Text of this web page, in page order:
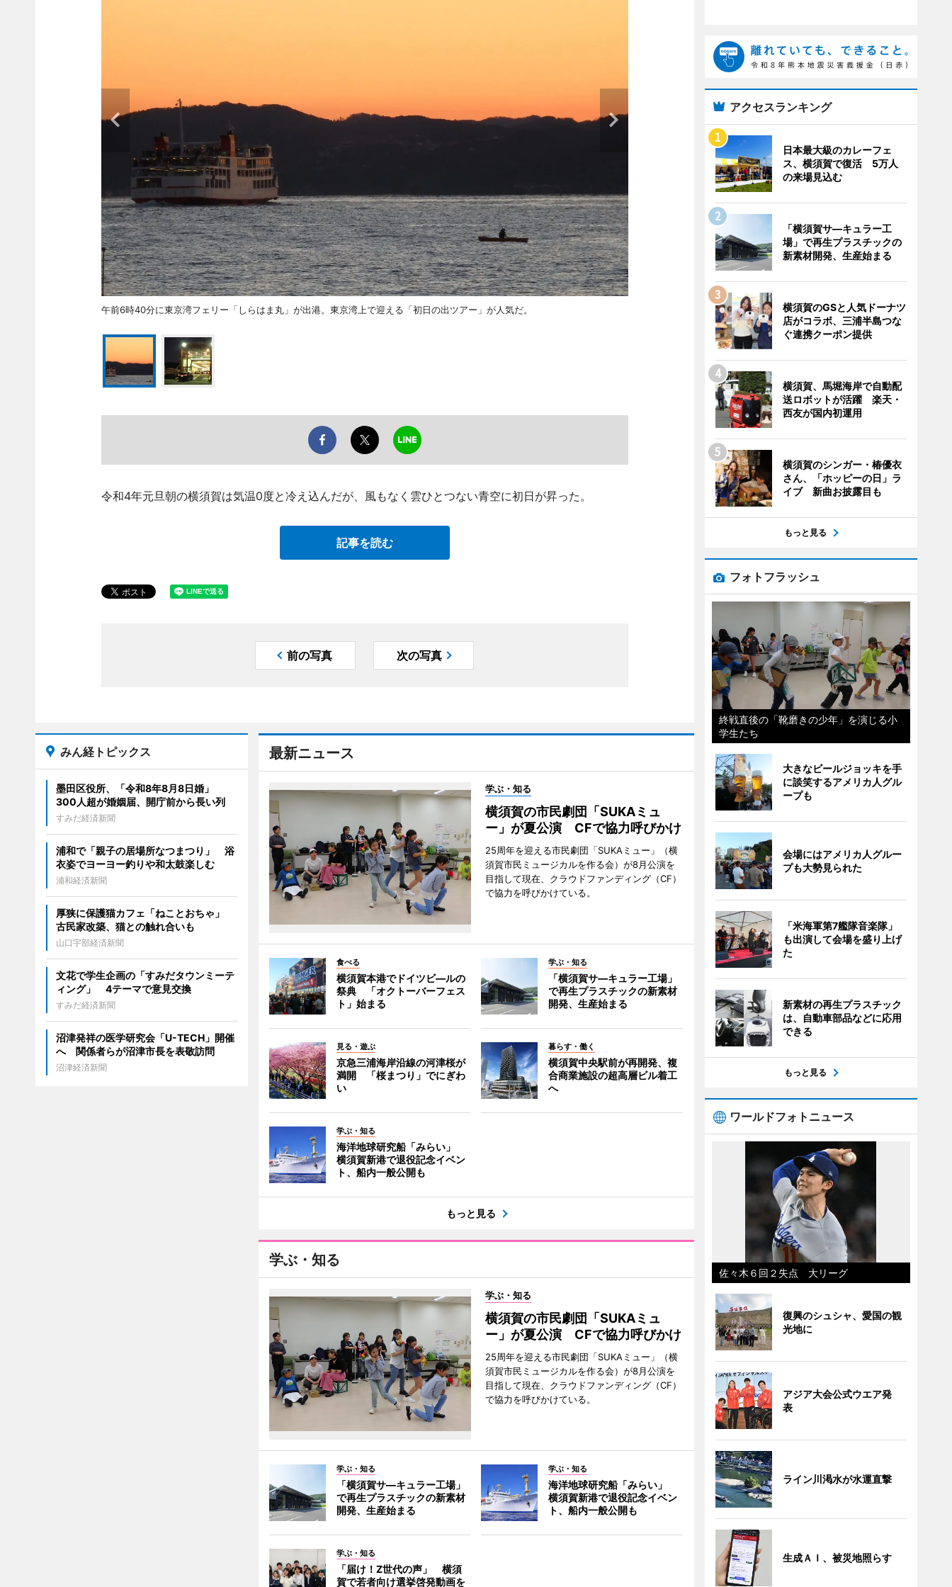
午前6時40分に東京湾フェリー「しらはま丸」が出港。東京湾上で迎える「初日の出ツアー」が人気だ。
令和4年元旦朝の横須賀は気温0度と冷え込んだが、風もなく雲ひとつない青空に初日が昇った。
記事を読む
前の写真 次の写真
最新ニュース
学ぶ・知る
横須賀の市民劇団「SUKAミュ
ー」が夏公演 CFで協力呼びかけ
25周年を迎える市民劇団「SUKAミュー」（横
須賀市民ミュージカルを作る会）が8月公演を
目指して現在、クラウドファンディング（CF）
で協力を呼びかけている。
食べる
横須賀本港でドイツビ―ルの
祭典 「オクトーバーフェス
ト」始まる
学ぶ・知る
「横須賀サ―キュラー工場」
で再生プラスチックの新素材
開発、生産始まる
見る・遊ぶ
京急三浦海岸沿線の河津桜が
満開 「桜まつり」でにぎわ
い
暮らす・働く
横須賀中央駅前が再開発、複
合商業施設の超高層ビル着工
へ
学ぶ・知る
海洋地球研究船「みらい」
横須賀新港で退役記念イベン
ト、船内一般公開も
もっと見る
学ぶ・知る
学ぶ・知る
横須賀の市民劇団「SUKAミュ
ー」が夏公演 CFで協力呼びかけ
25周年を迎える市民劇団「SUKAミュー」（横
須賀市民ミュージカルを作る会）が8月公演を
目指して現在、クラウドファンディング（CF）
で協力を呼びかけている。
学ぶ・知る
「横須賀サ―キュラー工場」
で再生プラスチックの新素材
開発、生産始まる
学ぶ・知る
海洋地球研究船「みらい」
横須賀新港で退役記念イベン
ト、船内一般公開も
学ぶ・知る
「届け！Z世代の声」 横須
賀で若者向け選挙啓発動画を
みん経トピックス
墨田区役所、「令和8年8月8日婚」
300人超が婚姻届、開庁前から長い列
すみだ経済新聞
浦和で「親子の居場所なつまつり」 浴
衣姿でヨーヨー釣りや和太鼓楽しむ
浦和経済新聞
厚狭に保護猫カフェ「ねことおちゃ」
古民家改築、猫との触れ合いも
山口宇部経済新聞
文花で学生企画の「すみだタウンミーテ
ィング」 4テーマで意見交換
すみだ経済新聞
沼津発祥の医学研究会「U-TECH」開催
へ 関係者らが沼津市長を表敬訪問
沼津経済新聞
アクセスランキング
日本最大級のカレーフェ
ス、横須賀で復活 5万人
の来場見込む
「横須賀サ―キュラー工
場」で再生プラスチックの
新素材開発、生産始まる
横須賀のGSと人気ドーナツ
店がコラボ、三浦半島つな
ぐ連携クーポン提供
横須賀、馬堀海岸で自動配
送ロボットが活躍 楽天・
西友が国内初運用
横須賀のシンガー・椿優衣
さん、「ホッピーの日」ラ
イブ 新曲お披露目も
もっと見る
フォトフラッシュ
終戦直後の「靴磨きの少年」を演じる小
学生たち
大きなビールジョッキを手
に談笑するアメリカ人グル
ープも
会場にはアメリカ人グルー
プも大勢見られた
「米海軍第7艦隊音楽隊」
も出演して会場を盛り上げ
た
新素材の再生プラスチック
は、自動車部品などに応用
できる
もっと見る
ワールドフォトニュース
佐々木６回２失点 大リーグ
復興のシュシャ、愛国の観
光地に
アジア大会公式ウエア発
表
ライン川渇水が水運直撃
生成ＡＩ、被災地照らす